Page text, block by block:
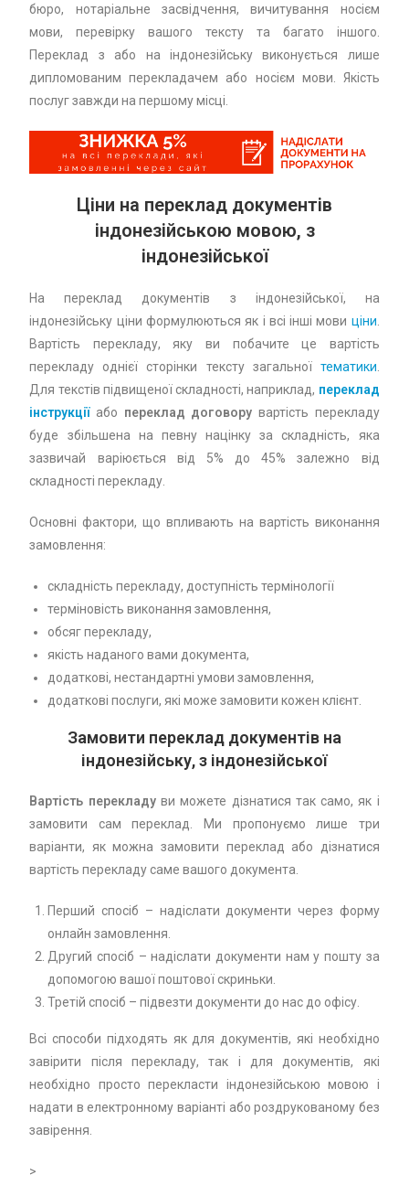
бюро, нотаріальне засвідчення, вичитування носієм
мови, перевірку вашого тексту та багато іншого.
Переклад з або на індонезійську виконується лише
дипломованим перекладачем або носієм мови. Якість
послуг завжди на першому місці.
Ціни на переклад документів
індонезійською мовою, з
індонезійської
На переклад документів з індонезійської, на
індонезійську ціни формулюються як і всі інші мови ціни
Вартість перекладу, яку ви побачите це вартість
перекладу однієї сторінки тексту загальної тематики
Для текстів підвищеної складності, наприклад, переклад
інструкціїабо переклад договору вартість перекладу
буде збільшена на певну націнку за складність, яка
зазвичай варіюється від 5% до 45% залежно від
складності перекладу.
Основні фактори, що впливають на вартість виконання
замовлення:
складність перекладу, доступність термінології
терміновість виконання замовлення,
обсяг перекладу,
якість наданого вами документа,
додаткові, нестандартні умови замовлення,
додаткові послуги, які може замовити кожен клієнт.
Замовити переклад документів на
індонезійську, з індонезійської
Вартість перекладуви можете дізнатися так само, як і
замовити сам переклад. Ми пропонуємо лише три
варіанти, як можна замовити переклад або дізнатися
вартість перекладу саме вашого документа.
Перший спосіб – надіслати документи через форму
онлайн замовлення.
Другий спосіб – надіслати документи нам у пошту за
допомогою вашої поштової скриньки.
Третій спосіб – підвезти документи до нас до офісу.
Всі способи підходять як для документів, які необхідно
завірити після перекладу, так і для документів, які
необхідно просто перекласти індонезійською мовою і
надати в електронному варіанті або роздрукованому без
завірення.
>